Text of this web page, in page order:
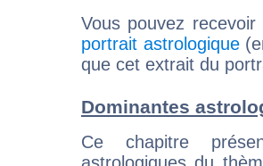
Vous pouvez
portrait astrologique
que cet extrait du
Dominantes
Ce chapitre